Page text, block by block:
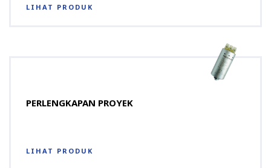
LIHAT PRODUK
PERLENGKAPAN PROYEK
LIHAT PRODUK